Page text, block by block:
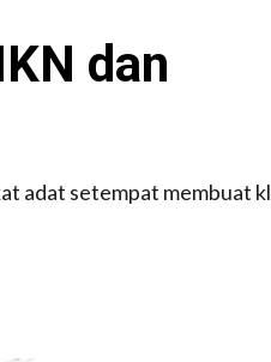
dan
adat setempat membuat